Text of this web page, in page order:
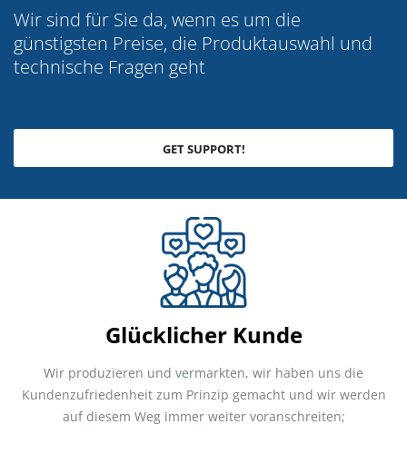
Wir sind für Sie da, wenn es um die
günstigsten Preise, die Produktauswahl und
technische Fragen geht
GET SUPPORT!
Glücklicher Kunde
Wir produzieren und vermarkten, wir haben uns die
Kundenzufriedenheit zum Prinzip gemacht und wir werden
auf diesem Weg immer weiter voranschreiten;